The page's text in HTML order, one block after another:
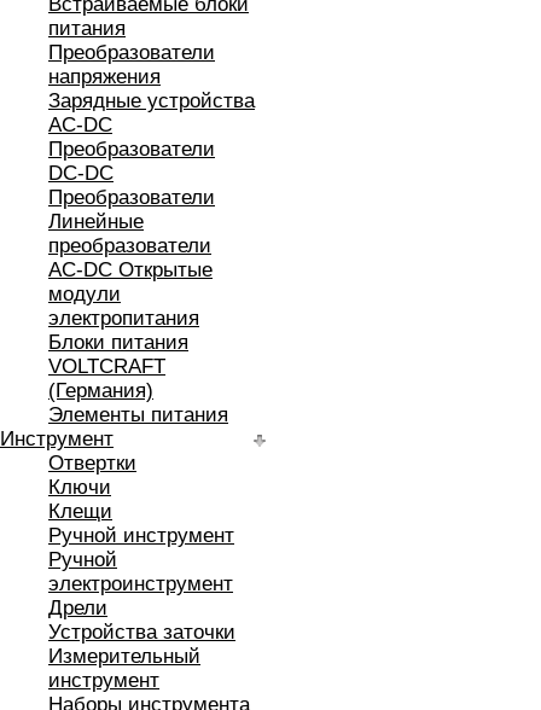
питания
Преобразователи
напряжения
Зарядные устройства
AC-DC
Преобразователи
DC-DC
Преобразователи
Линейные
преобразователи
AC-DC Открытые
модули
электропитания
Блоки питания
VOLTCRAFT
(Германия)
Элементы питания
Инструмент
Отвертки
Ключи
Клещи
Ручной инструмент
Ручной
электроинструмент
Дрели
Устройства заточки
Измерительный
инструмент
Наборы инструмента